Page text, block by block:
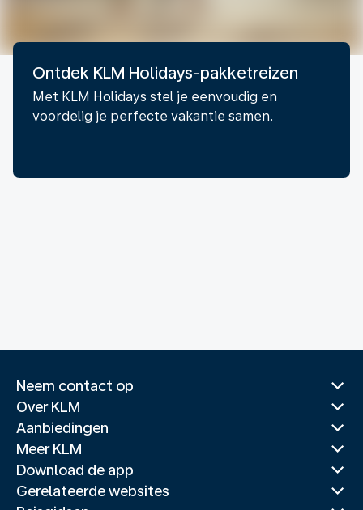
Ontdek KLM Holidays-pakketreizen
Met KLM Holidays stel je eenvoudig en
voordelig je perfecte vakantie samen.
Neem contact op
Over KLM
Aanbiedingen
Meer KLM
Download de app
Gerelateerde websites